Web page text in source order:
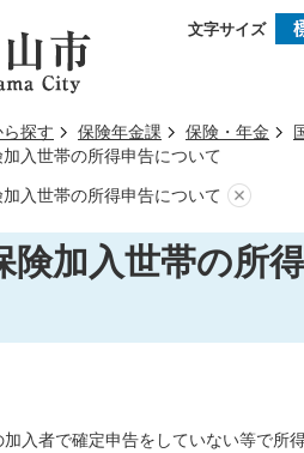
文字サイズ
探す 保険年金課 保険・年金
入世帯の所得申告について
入世帯の所得申告について
険加入世帯の所
入者で確定申告をしていない等で所